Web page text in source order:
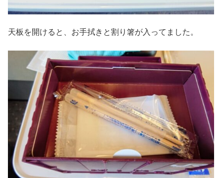
天板を開けると、お手拭きと割り箸が入ってました。